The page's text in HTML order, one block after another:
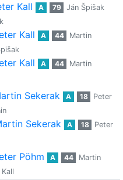
Kall A 79
Ján Špišak
Kall A 44
Martin
Kall A 44
Martin
Sekerak A 18
Peter
Sekerak A 18
Peter
Pöhm A 44
Martin